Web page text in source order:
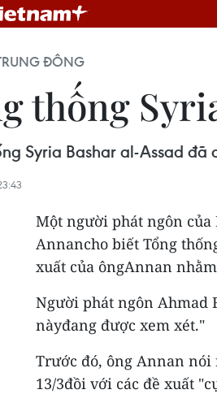
ĐÔNG
thống
Syria Bashar al-Assad
Một người phát ngôn
Annancho biết Tổng
xuất của ôngAnnan
Người phát ngôn Ahmad
nàyđang được xem xét."
Trước đó, ông Annan
13/3đồi với các đề xuất